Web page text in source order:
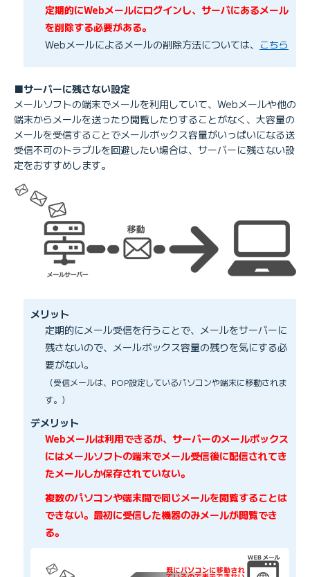
定期的にWebメールにログインし、サーバにあるメール
を削除する必要がある。
Webメールによるメールの削除方法については、 こちら
■サーバーに残さない設定
メールソフトの端末でメールを利用していて、Webメールや他の
端末からメールを送ったり閲覧したりすることがなく、大容量の
メールを受信することでメールボックス容量がいっぱいになる送
受信不可のトラブルを回避したい場合は、サーバーに残さない設
定をおすすめします。
メリット
定期的にメール受信を行うことで、メールをサーバーに
残さないので、メールボックス容量の残りを気にする必
要がない。
（受信メールは、POP設定しているパソコンや端末に移動されま
す。）
デメリット
Webメールは利用できるが、サーバーのメールボックス
にはメールソフトの端末でメール受信後に配信されてき
たメールしか保存されていない。
複数のパソコンや端末間で同じメールを閲覧することは
できない。最初に受信した機器のみメールが閲覧でき
る。